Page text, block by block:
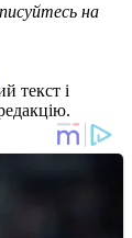
на
текст і